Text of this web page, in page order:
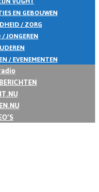
EN GEBOUWEN
/ ZORG
/ JONGEREN
/ EVENEMENTEN